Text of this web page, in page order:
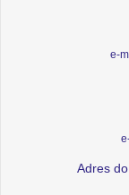
e-
Adres